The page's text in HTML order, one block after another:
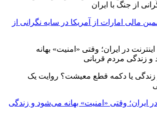
مالی امارات از آمریکا در سایه نگرانی از
زندگی یا دکمه قطع معیشت؟ روایت یک
ایران؛ وقتی «امنیت» بهانه می‌شود و زندگی